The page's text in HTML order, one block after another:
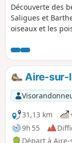
Découverte des
Saligues et
oiseaux et les
Aire-sur-
31,13 km
9h 55
Départ à